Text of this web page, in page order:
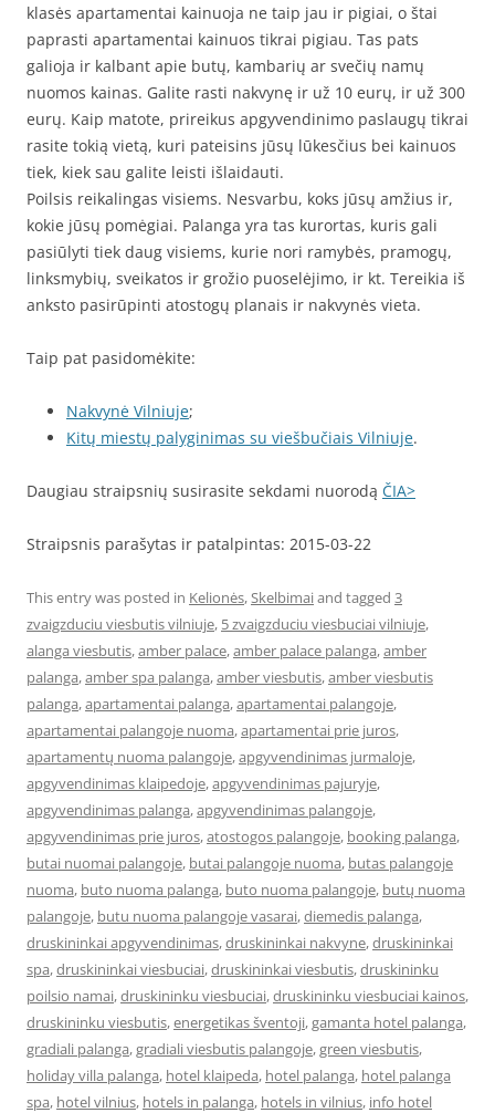
klasės apartamentai kainuoja ne taip jau ir pigiai, o štai
paprasti apartamentai kainuos tikrai pigiau. Tas pats
galioja ir kalbant apie butų, kambarių ar svečių namų
nuomos kainas. Galite rasti nakvynę ir už 10 eurų, ir už 300
eurų. Kaip matote, prireikus apgyvendinimo paslaugų tikrai
rasite tokią vietą, kuri pateisins jūsų lūkesčius bei kainuos
tiek, kiek sau galite leisti išlaidauti.
Poilsis reikalingas visiems. Nesvarbu, koks jūsų amžius ir,
kokie jūsų pomėgiai. Palanga yra tas kurortas, kuris gali
pasiūlyti tiek daug visiems, kurie nori ramybės, pramogų,
linksmybių, sveikatos ir grožio puoselėjimo, ir kt. Tereikia iš
anksto pasirūpinti atostogų planais ir nakvynės vieta.
Taip pat pasidomėkite:
Nakvynė Vilniuje;
Kitų miestų palyginimas su viešbučiais Vilniuje.
Daugiau straipsnių susirasite sekdami nuorodą ČIA>
Straipsnis parašytas ir patalpintas: 2015-03-22
This entry was posted in Kelionės,Skelbimaiand tagged 3
zvaigzduciu viesbutis vilniuje, 5 zvaigzduciu viesbuciai vilniuje,
alanga viesbutis,amber palace,amber palace palanga,amber
palanga,amber spa palanga,amber viesbutis,amber viesbutis
palanga,apartamentai palanga,apartamentai palangoje,
apartamentai palangoje nuoma,apartamentai prie juros,
apartamentų nuoma palangoje,apgyvendinimas jurmaloje,
apgyvendinimas klaipedoje,apgyvendinimas pajuryje,
apgyvendinimas palanga,apgyvendinimas palangoje,
apgyvendinimas prie juros,atostogos palangoje, booking palanga,
butai nuomai palangoje, butai palangoje nuoma, butas palangoje
nuoma, buto nuoma palanga, buto nuoma palangoje, butų nuoma
palangoje, butu nuoma palangoje vasarai,diemedis palanga,
druskininkai apgyvendinimas,druskininkai nakvyne,druskininkai
spa,druskininkai viesbuciai,druskininkai viesbutis,druskininku
poilsio namai,druskininku viesbuciai,druskininku viesbuciai kainos,
druskininku viesbutis,energetikas šventoji,gamanta hotel palanga,
gradiali palanga,gradiali viesbutis palangoje,green viesbutis,
holiday villa palanga, hotel klaipeda, hotel palanga, hotel palanga
spa, hotel vilnius, hotels in palanga, hotels in vilnius, info hotel